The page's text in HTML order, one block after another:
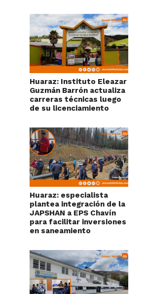
Huaraz: Instituto Eleazar
Guzmán Barrón actualiza
carreras técnicas luego
de su licenciamiento
Huaraz: especialista
plantea integración de la
JAPSHAN a EPS Chavín
para facilitar inversiones
en saneamiento